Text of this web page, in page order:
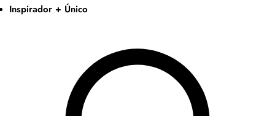
Inspirador + Único